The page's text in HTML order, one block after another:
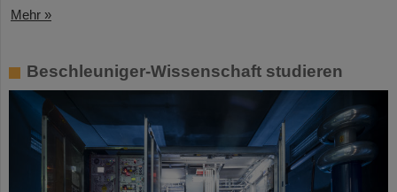
Mehr »
Beschleuniger-Wissenschaft studieren